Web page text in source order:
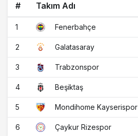
# Takım Adı
1 Fenerbahçe
2 Galatasaray
3 Trabzonspor
4 Beşiktaş
5 Mondihome Kayserispor
6 Çaykur Rizespor